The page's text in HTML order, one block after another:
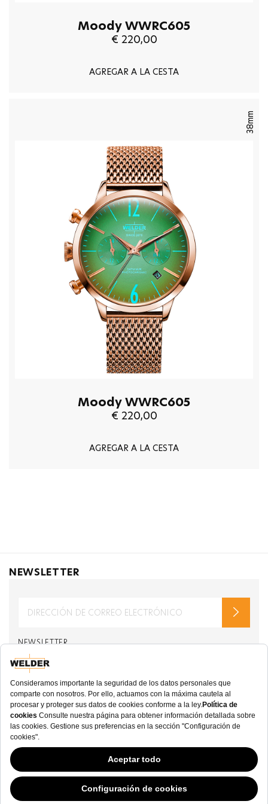
Moody WWRC605
€ 220,00
AGREGAR A LA CESTA
38mm
Moody WWRC605
€ 220,00
AGREGAR A LA CESTA
NEWSLETTER
NEWSLETTER
Política de Privacidad
Recibir correos electrónicos relacionados con
Welder Watch
Communication intendedmy personal dataı
consent to its use. .
SOCIAL CHANNELS
CATEGORY
COLECCIÓN
Este sitio web ha continuado su desarrollo mientras los Gobiernos han tenido
opiniones Variables con respecto a las cookies, y a pesar de que odiamos la
“ley de cookies”, debemos cumplir con el estado actual de la regulación.